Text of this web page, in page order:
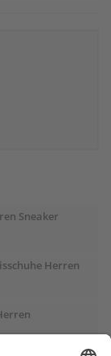
Sneaker
Herren